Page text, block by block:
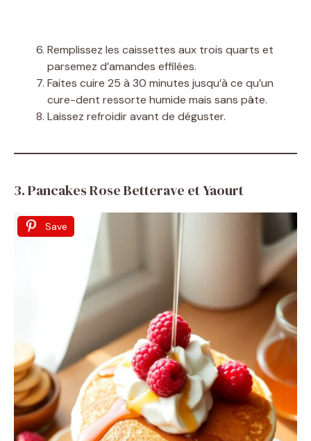
Remplissez les caissettes aux trois quarts et
parsemez d’amandes effilées.
Faites cuire 25 à 30 minutes jusqu’à ce qu’un
cure-dent ressorte humide mais sans pâte.
Laissez refroidir avant de déguster.
3. Pancakes Rose Betterave et Yaourt
Save